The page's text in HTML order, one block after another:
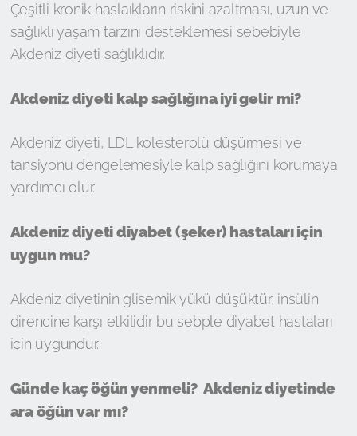
Çeşitli kronik haslaıkların riskini azaltması, uzun ve
sağlıklı yaşam tarzını desteklemesi sebebiyle
Akdeniz diyeti sağlıklıdır.
Akdeniz diyeti kalp sağlığına iyi gelir mi?
Akdeniz diyeti, LDL kolesterolü düşürmesi ve
tansiyonu dengelemesiyle kalp sağlığını korumaya
yardımcı olur.
Akdeniz diyeti diyabet (şeker) hastaları için
uygun mu?
Akdeniz diyetinin glisemik yükü düşüktür, insülin
direncine karşı etkilidir bu sebple diyabet hastaları
için uygundur.
Günde kaç öğün yenmeli? Akdeniz diyetinde
ara öğün var mı?